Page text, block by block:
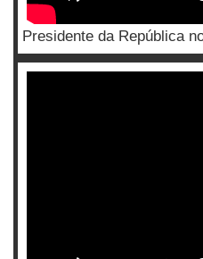
Presidente da República